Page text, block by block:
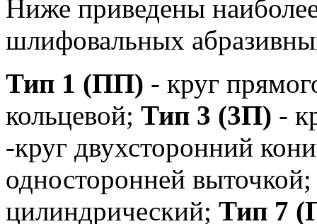
Ниже приведены
шлифовальных
Тип 1 (ПП) - круг
кольцевой; Тип 3 (3П) -
-круг двухсторонний
односторонней
цилиндрический; Тип 7